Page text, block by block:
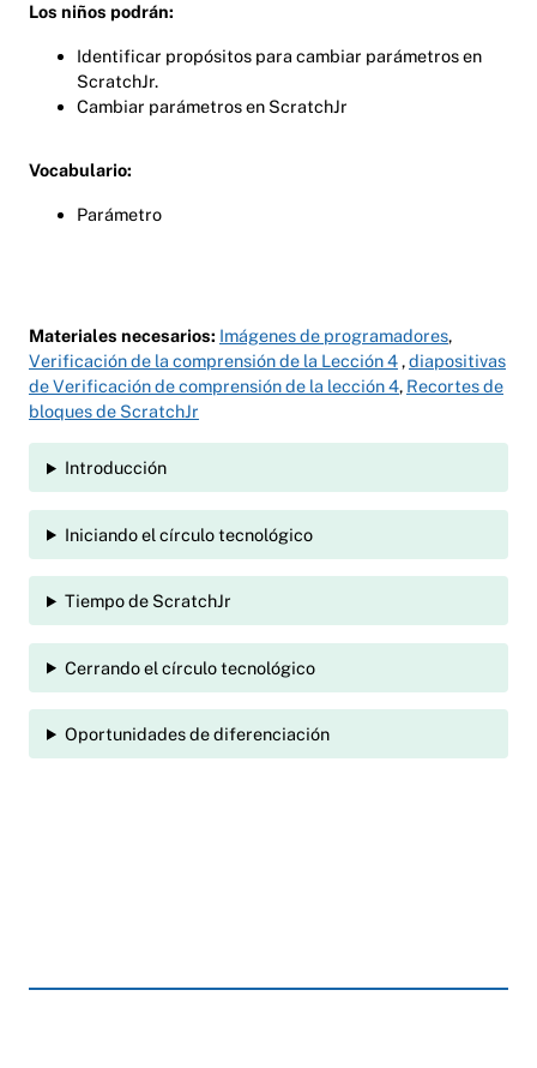
Los niños podrán:
Identificar propósitos para cambiar parámetros en
ScratchJr.
Cambiar parámetros en ScratchJr
Vocabulario:
Parámetro
Materiales necesarios: Imágenes de programadores,
Verificación de la comprensión de la Lección 4,diapositivas
de Verificación de comprensión de la lección 4, Recortes de
bloques de ScratchJr
Introducción
Iniciando el círculo tecnológico
Tiempo de ScratchJr
Cerrando el círculo tecnológico
Oportunidades de diferenciación